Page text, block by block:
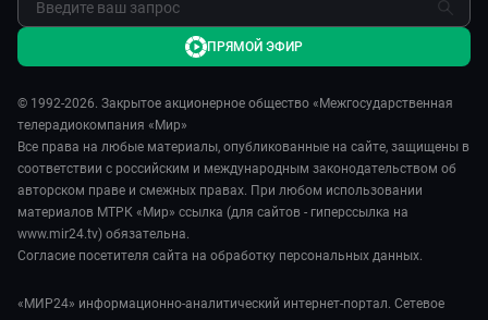
© 1992-2026. Закрытое акционерное общество «Межгосударственная
телерадиокомпания «Мир»
Все права на любые материалы, опубликованные на сайте, защищены в
соответствии с российским и международным законодательством об
авторском праве и смежных правах. При любом использовании
материалов МТРК «Мир» ссылка (для сайтов - гиперссылка на
www.mir24.tv) обязательна.
Согласие посетителя сайта на обработку персональных данных.
«МИР24» информационно-аналитический интернет-портал. Сетевое
ПРЯМОЙ ЭФИР